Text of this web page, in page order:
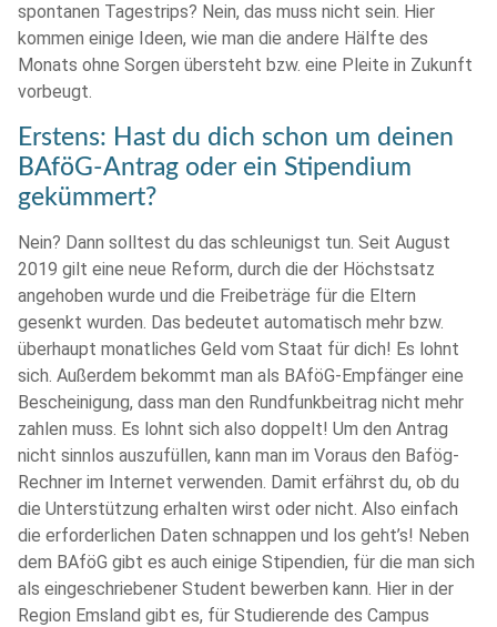
spontanen Tagestrips? Nein, das muss nicht sein. Hier
kommen einige Ideen, wie man die andere Hälfte des
Monats ohne Sorgen übersteht bzw. eine Pleite in Zukunft
vorbeugt.
Erstens: Hast du dich schon um deinen
BAföG-Antrag oder ein Stipendium
gekümmert?
Nein? Dann solltest du das schleunigst tun. Seit August
2019 gilt eine neue Reform, durch die der Höchstsatz
angehoben wurde und die Freibeträge für die Eltern
gesenkt wurden. Das bedeutet automatisch mehr bzw.
überhaupt monatliches Geld vom Staat für dich! Es lohnt
sich. Außerdem bekommt man als BAföG-Empfänger eine
Bescheinigung, dass man den Rundfunkbeitrag nicht mehr
zahlen muss. Es lohnt sich also doppelt! Um den Antrag
nicht sinnlos auszufüllen, kann man im Voraus den Bafög-
Rechner im Internet verwenden. Damit erfährst du, ob du
die Unterstützung erhalten wirst oder nicht. Also einfach
die erforderlichen Daten schnappen und los geht’s! Neben
dem BAföG gibt es auch einige Stipendien, für die man sich
als eingeschriebener Student bewerben kann. Hier in der
Region Emsland gibt es, für Studierende des Campus